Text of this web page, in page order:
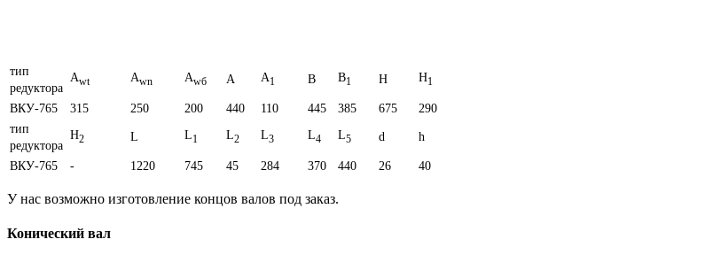
тип
редуктора
Awt Awn Awб A A1 B B1 H H1
ВКУ-765 315 250 200 440 110 445 385 675
290
тип
редуктора
H2 L L1 L2 L3 L4 L5 d h
ВКУ-765 - 1220 745 45 284 370 440 26 40
У нас возможно изготовление концов валов под заказ.
Конический вал